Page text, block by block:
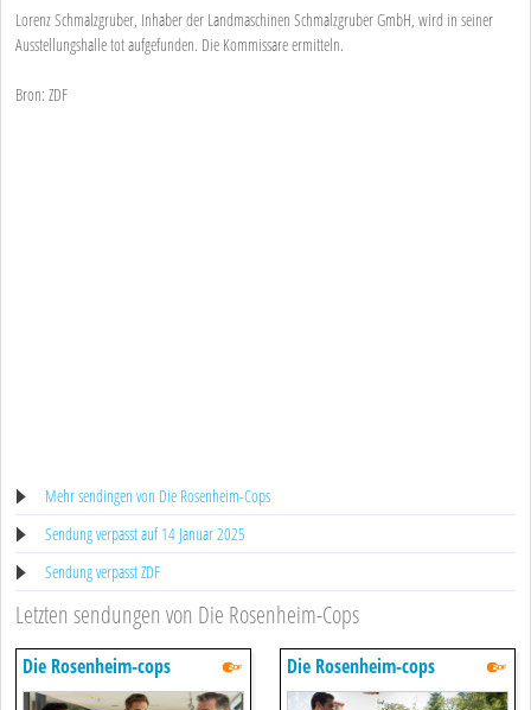
Lorenz Schmalzgruber, Inhaber der Landmaschinen Schmalzgruber GmbH, wird in seiner
Ausstellungshalle tot aufgefunden. Die Kommissare ermitteln.
Bron: ZDF
Mehr sendingen von Die Rosenheim-Cops
Sendung verpasst auf 14 Januar 2025
Sendung verpasst ZDF
Letzten sendungen von Die Rosenheim-Cops
Die Rosenheim-cops Die Rosenheim-cops